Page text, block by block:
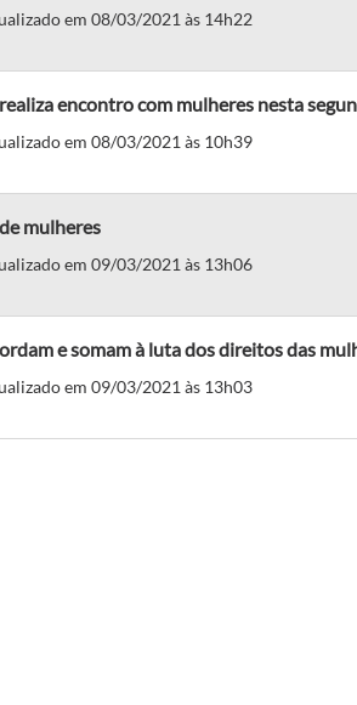
em 08/03/2021 às 14h22
encontro com mulheres nesta
em 08/03/2021 às 10h39
mulheres
em 09/03/2021 às 13h06
e somam à luta dos direitos das
em 09/03/2021 às 13h03